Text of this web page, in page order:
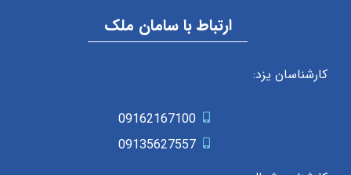
ارتباط با سامان ملک
کارشناسان یزد:
09162167100
09135627557